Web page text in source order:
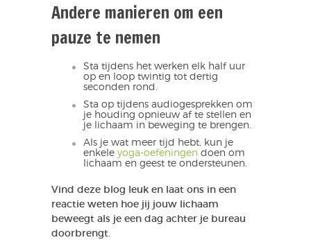
Andere manieren om een
pauze te nemen
Sta tijdens het werken elk half uur
op en loop twintig tot dertig
seconden rond.
Sta op tijdens audiogesprekken om
je houding opnieuw af te stellen en
je lichaam in beweging te brengen.
Als je wat meer tijd hebt, kun je
enkele yoga-oefeningen doen om
lichaam en geest te ondersteunen.
Vind deze blog leuk en laat ons in een
reactie weten hoe jij jouw lichaam
beweegt als je een dag achter je bureau
doorbrengt.